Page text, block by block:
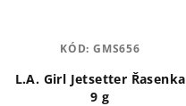
L.A. Girl Jetsetter Řasenka
9 g
KÓD:GMS656